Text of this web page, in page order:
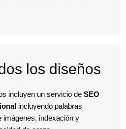
los diseños
incluyen un servicio de SEO
incluyendo palabras
imágenes, indexación y